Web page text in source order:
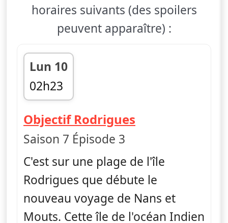
horaires suivants (des spoilers
peuvent apparaître) :
Lun 10
02h23
fin 03h14
Objectif Rodrigues
Saison 7 Épisode 3
C'est sur une plage de l'île
Rodrigues que débute le
nouveau voyage de Nans et
Mouts. Cette île de l'océan Indien